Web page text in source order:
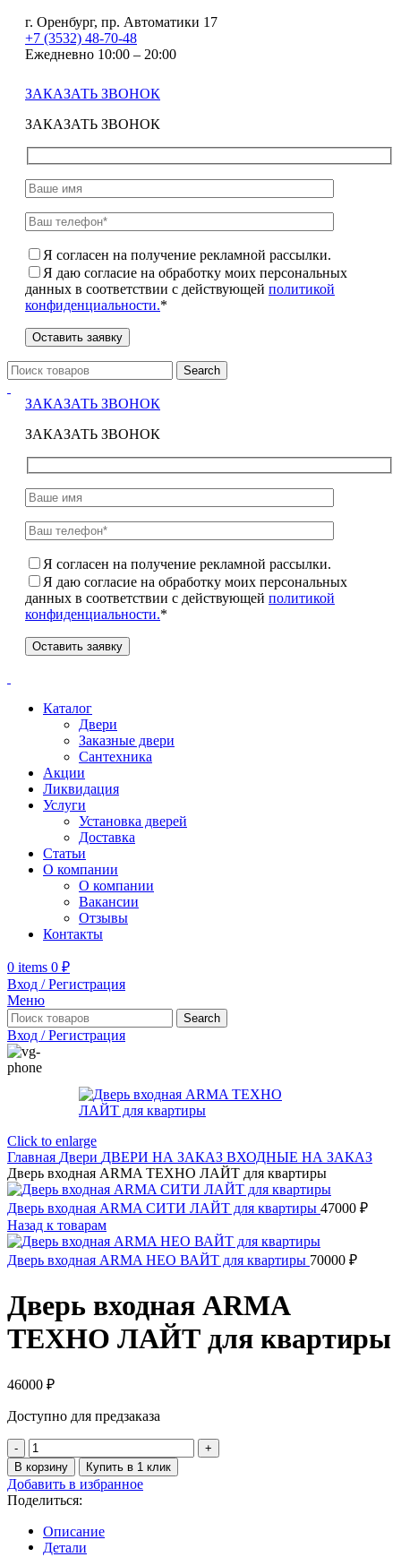
г. Оренбург, пр. Автоматики 17
+7 (3532) 48-70-48
Ежедневно 10:00 – 20:00
ЗАКАЗАТЬ ЗВОНОК
ЗАКАЗАТЬ ЗВОНОК
Я согласен на получение рекламной рассылки.
Я даю согласие на обработку моих персональных
данных в соответствии с действующей политикой
конфиденциальности.*
Search
ЗАКАЗАТЬ ЗВОНОК
ЗАКАЗАТЬ ЗВОНОК
Я согласен на получение рекламной рассылки.
Я даю согласие на обработку моих персональных
данных в соответствии с действующей политикой
конфиденциальности.*
Каталог
Двери
Заказные двери
Сантехника
Акции
Ликвидация
Услуги
Установка дверей
Доставка
Статьи
О компании
О компании
Вакансии
Отзывы
Контакты
0 items 0 ₽
Вход / Регистрация
Меню
Search
Вход / Регистрация
Click to enlarge
Главная Двери ДВЕРИ НА ЗАКАЗ ВХОДНЫЕ НА ЗАКАЗ
Дверь входная ARMA ТЕХНО ЛАЙТ для квартиры
Дверь входная ARMA СИТИ ЛАЙТ для квартиры 47000 ₽
Назад к товарам
Дверь входная ARMA НЕО ВАЙТ для квартиры 70000 ₽
Дверь входная ARMA
ТЕХНО ЛАЙТ для квартиры
46000 ₽
Доступно для предзаказа
Количество
товара
Дверь
входная
ARMA
ТЕХНО
ЛАЙТ
В корзину Купить в 1 клик
Добавить в избранное
Поделиться:
Описание
Детали